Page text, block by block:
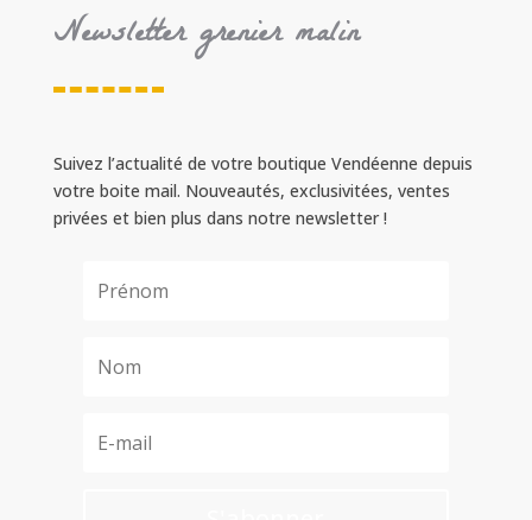
Newsletter grenier malin
Suivez l’actualité de votre boutique Vendéenne depuis
votre boite mail. Nouveautés, exclusivitées, ventes
privées et bien plus dans notre newsletter !